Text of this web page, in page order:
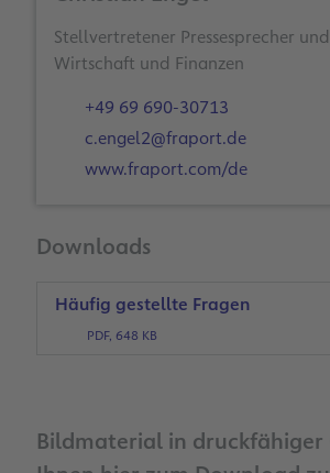
Stellvertretener Pressesprecher
Wirtschaft und Finanzen
+49 69 690-30713
c.engel2@fraport.de
www.fraport.com/de
Downloads
Häufig gestellte Fragen
PDF, 648 KB
Bildmaterial in